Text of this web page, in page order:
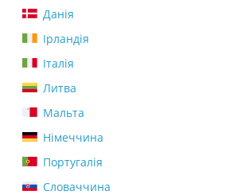
Данія
Ірландія
Італія
Литва
Мальта
Німеччина
Португалія
Словаччина